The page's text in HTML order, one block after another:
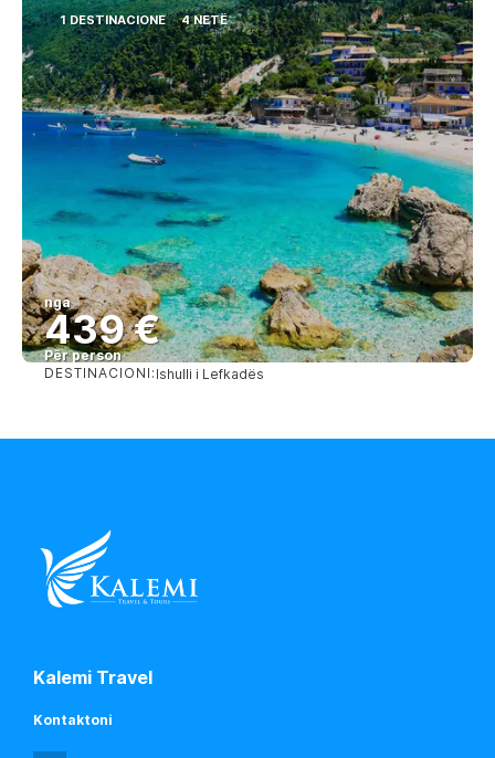
1 DESTINACIONE 4 NETË
nga
439 €
Për person
Shihni
DESTINACIONI: Ishulli i Lefkadës
Kalemi Travel
Kontaktoni